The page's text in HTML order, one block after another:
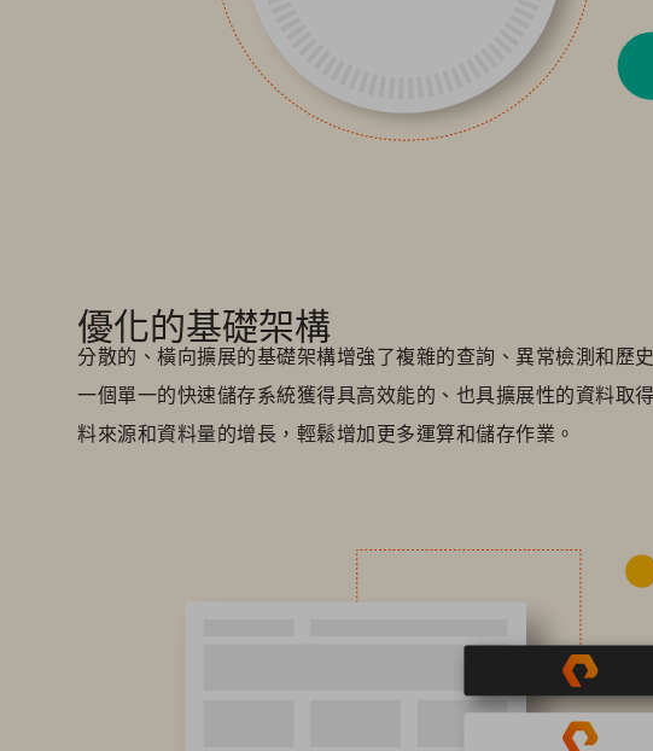
優化的基礎架構
分散的、橫向擴展的基礎架構增強了複雜的查詢、異常檢測和歷
一個單一的快速儲存系統獲得具高效能的、也具擴展性的資料取
料來源和資料量的增長，輕鬆增加更多運算和儲存作業。